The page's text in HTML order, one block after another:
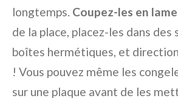
longtemps. Coupez-les en
de la place, placez-les dans des
boîtes hermétiques, et
! Vous pouvez même les
sur une plaque avant de les